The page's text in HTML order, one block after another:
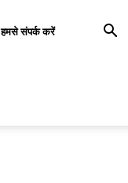
हमसे संपर्क करें